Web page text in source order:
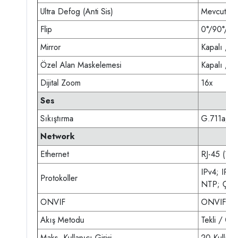
Ultra Defog (Anti Sis)
Mevcut
Flip
0°/
Mirror
Özel Alan Maskelemesi
Dijital Zoom
16x
Ses
Sıkıştırma
Network
Ethernet
RJ-45
Protokoller
IPv4;
NTP;
ONVIF
ONVIF
Akış Metodu
Tekli /